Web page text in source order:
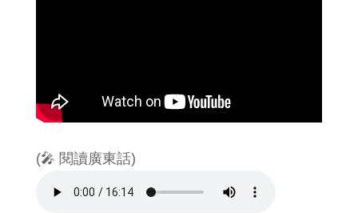
(🎤 閱讀廣東話)